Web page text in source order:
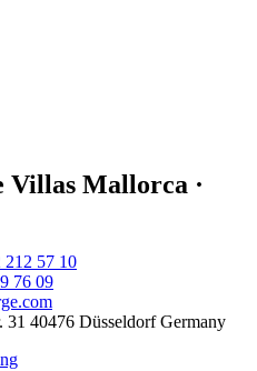
Villas Mallorca ·
212 57 10
76 09
31 40476 Düsseldorf Germany